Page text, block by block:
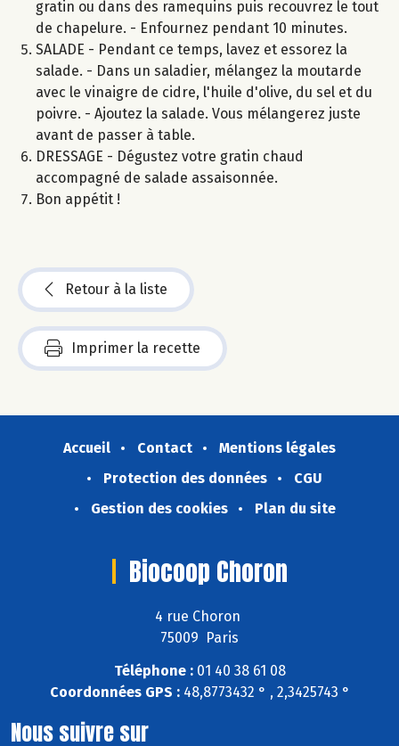
gratin ou dans des ramequins puis recouvrez le tout
de chapelure. - Enfournez pendant 10 minutes.
SALADE - Pendant ce temps, lavez et essorez la
salade. - Dans un saladier, mélangez la moutarde
avec le vinaigre de cidre, l'huile d'olive, du sel et du
poivre. - Ajoutez la salade. Vous mélangerez juste
avant de passer à table.
DRESSAGE - Dégustez votre gratin chaud
accompagné de salade assaisonnée.
Bon appétit !
Retour à la liste
Imprimer la recette
Accueil Contact
Mentions légales
Protection des données
CGU
Gestion des cookies
Plan du site
Biocoop Choron
4 rue Choron
75009 Paris
Téléphone :01 40 38 61 08
Coordonnées GPS :48,8773432 ° , 2,3425743 °
Nous suivre sur